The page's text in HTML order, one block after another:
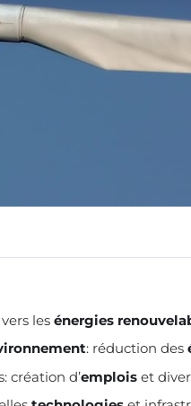
vers les énergies
: réduction des
création d’emplois et